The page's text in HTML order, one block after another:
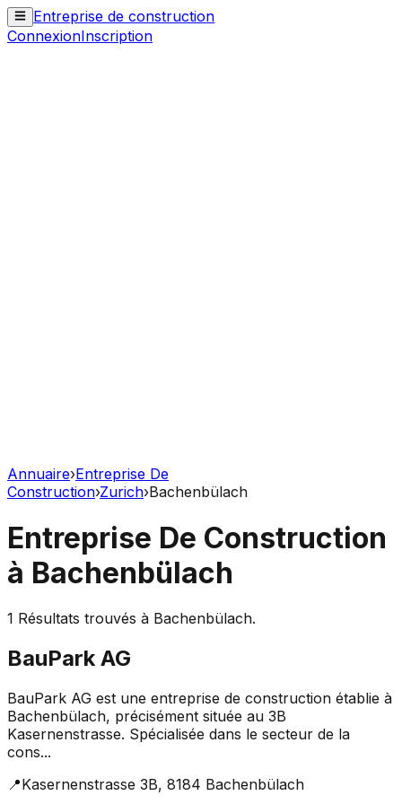
Entreprise de construction
ConnexionInscription
Annuaire›Entreprise De
Construction›Zurich›Bachenbülach
Entreprise De Construction
à Bachenbülach
1 Résultats trouvés à Bachenbülach.
BauPark AG
BauPark AG est une entreprise de construction établie à
Bachenbülach, précisément située au 3B
Kasernenstrasse. Spécialisée dans le secteur de la
cons...
📍Kasernenstrasse 3B, 8184 Bachenbülach